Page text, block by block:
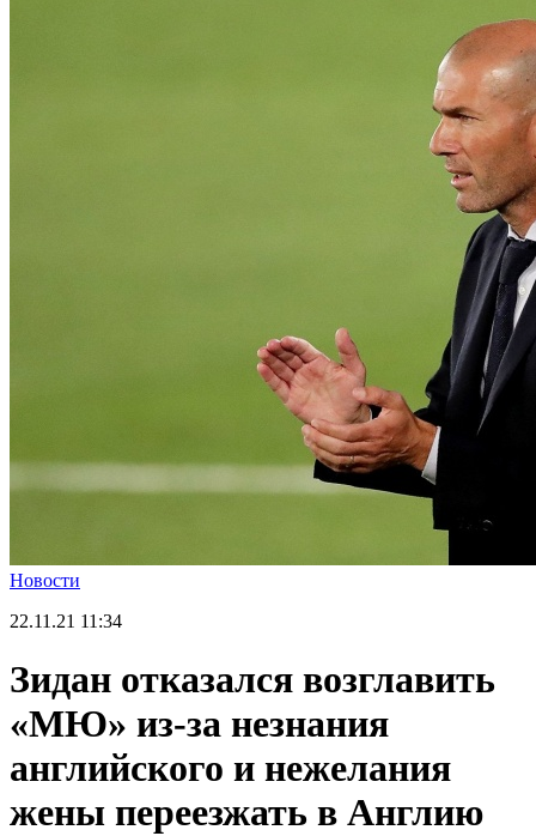
Новости
22.11.21 11:34
Зидан отказался возглавить
«МЮ» из-за незнания
английского и нежелания
жены переезжать в Англию